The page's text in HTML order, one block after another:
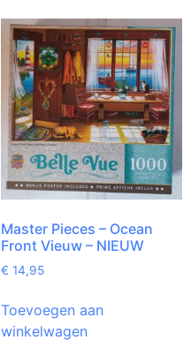
Master Pieces – Ocean
Front Vieuw – NIEUW
€ 14,95
Toevoegen aan
winkelwagen